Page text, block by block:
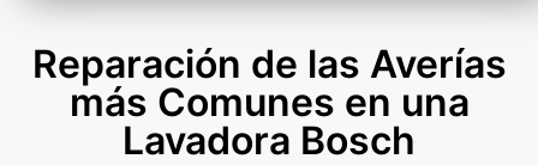
Reparación de las Averías
más Comunes en una
Lavadora Bosch